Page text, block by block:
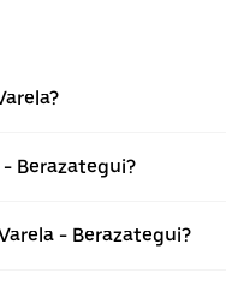
Berazategui?
- Berazategui?